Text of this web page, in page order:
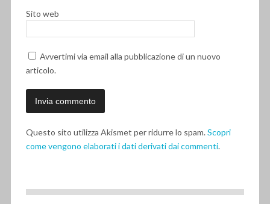
Sito web
Avvertimi via email alla pubblicazione di un nuovo
articolo.
Questo sito utilizza Akismet per ridurre lo spam.Scopri
come vengono elaborati i dati derivati dai commenti.